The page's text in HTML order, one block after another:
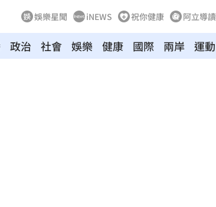
娛樂星聞 iNEWS 祝你健康 阿立導讀
政治 社會 娛樂 健康 國際 兩岸 運動